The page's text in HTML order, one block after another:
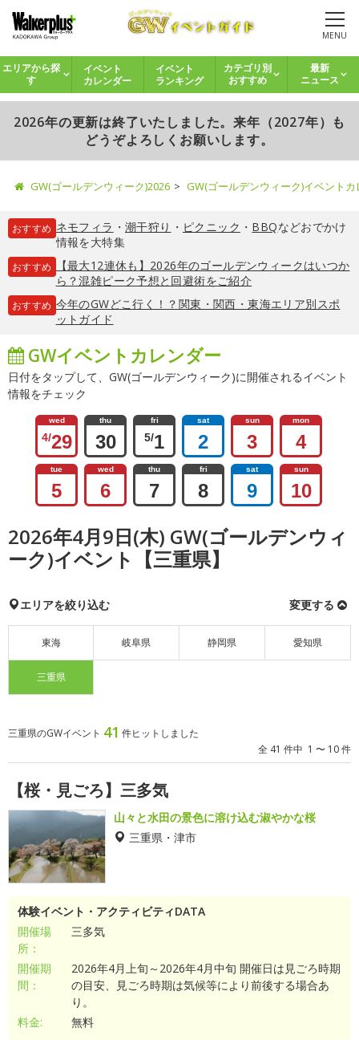
MENU
エリアから探
す
イベント
カレンダー
イベント
ランキング
カテゴリ別
おすすめ
最新
ニュース
2026年の更新は終了いたしました。来年（2027年）も
どうぞよろしくお願いします。
GW(ゴールデンウィーク)2026 GW(ゴールデンウィーク)イベント
おすすめ ネモフィラ ・ 潮干狩り ・ ピクニック ・ BBQなどおでかけ
情報を大特集
おすすめ
【最大12連休も】2026年のゴールデンウィークはいつか
ら？混雑ピーク予想と回避術をご紹介
おすすめ 今年のGWどこ行く！？関東・関西・東海エリア別スポ
ットガイド
GWイベントカレンダー
日付をタップして、GW(ゴールデンウィーク)に開催されるイベント
情報をチェック
wed
4/29
thu
30
fri
5/1
sat
2
sun
3
mon
4
tue
5
wed
6
thu
7
fri
8
sat
9
sun
10
2026年4月9日(木) GW(ゴールデンウィ
ーク)イベント【三重県】
エリアを絞り込む 変更する
東海 岐阜県 静岡県 愛知県
三重県
三重県のGWイベント 41 件ヒットしました
全 41 件中 1 〜 10 件
【桜・見ごろ】三多気
山々と水田の景色に溶け込む淑やかな桜
三重県・津市
体験イベント・アクティビティDATA
開催場
所：
三多気
開催期
間：
2026年4月上旬～2026年4月中旬 開催日は見ごろ時期
の目安、見ごろ時期は気候等により前後する場合あ
り。
料金:
無料